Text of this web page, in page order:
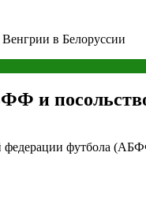
в Белоруссии
и
футбола